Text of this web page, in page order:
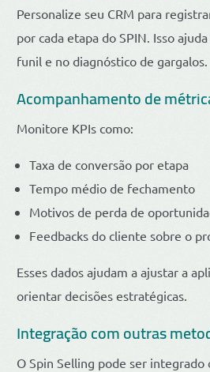
Personalize seu CRM para
por cada etapa do SPIN. Isso
funil e no diagnóstico de gargalos.
Acompanhamento de
Monitore KPIs como:
Taxa de conversão por etapa
Tempo médio de fechamento
Motivos de perda de
Feedbacks do cliente sobre o
Esses dados ajudam a ajustar a
orientar decisões estratégicas.
Integração com outras
O Spin Selling pode ser integrado